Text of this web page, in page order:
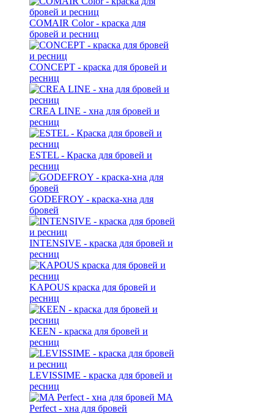
COMAIR Color - краска для
бровей и ресниц
CONCEPT - краска для бровей и
ресниц
CREA LINE - хна для бровей и
ресниц
ESTEL - Краска для бровей и
ресниц
GODEFROY - краска-хна для
бровей
INTENSIVE - краска для бровей и
ресниц
KAPOUS краска для бровей и
ресниц
KEEN - краска для бровей и
ресниц
LEVISSIME - краска для бровей и
ресниц
MA
Perfect - хна для бровей